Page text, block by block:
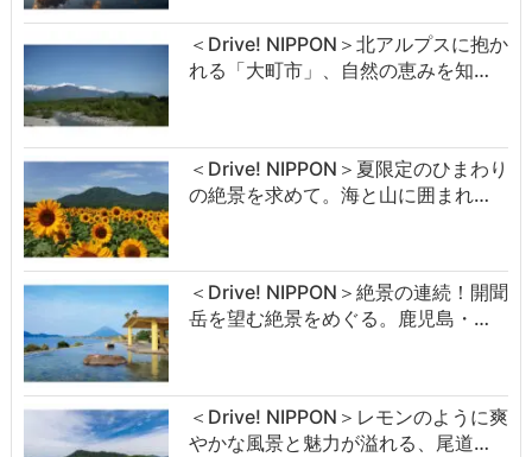
＜Drive! NIPPON＞北アルプスに抱か
れる「大町市」、自然の恵みを知…
＜Drive! NIPPON＞夏限定のひまわり
の絶景を求めて。海と山に囲まれ…
＜Drive! NIPPON＞絶景の連続！開聞
岳を望む絶景をめぐる。鹿児島・…
＜Drive! NIPPON＞レモンのように爽
やかな風景と魅力が溢れる、尾道…